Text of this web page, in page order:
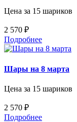
Цена за 15 шариков
2 570 ₽
Подробнее
Шары на 8 марта
Цена за 15 шариков
2 570 ₽
Подробнее